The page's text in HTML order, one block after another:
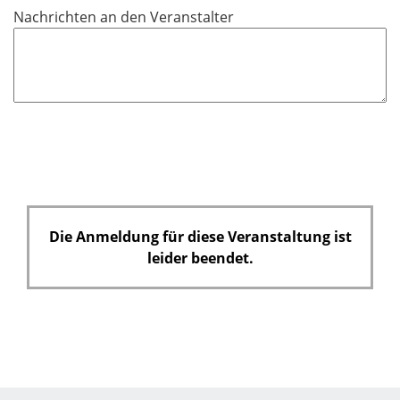
e
Nachrichten an den Veranstalter
Die Anmeldung für diese Veranstaltung ist
leider beendet.